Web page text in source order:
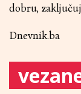
dobru,
Dnevnik.ba